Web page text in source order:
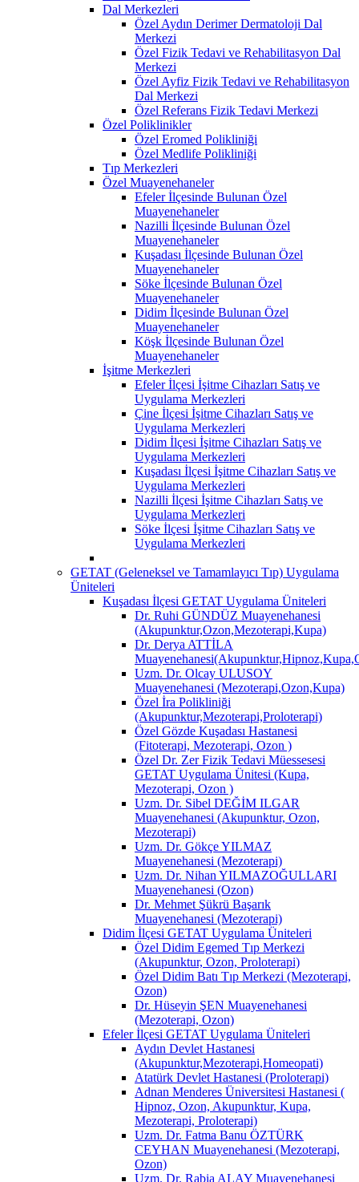
Dal Merkezleri
Özel Aydın Derimer Dermatoloji Dal
Merkezi
Özel Fizik Tedavi ve Rehabilitasyon Dal
Merkezi
Özel Ayfiz Fizik Tedavi ve Rehabilitasyon
Dal Merkezi
Özel Referans Fizik Tedavi Merkezi
Özel Poliklinikler
Özel Eromed Polikliniği
Özel Medlife Polikliniği
Tıp Merkezleri
Özel Muayenehaneler
Efeler İlçesinde Bulunan Özel
Muayenehaneler
Nazilli İlçesinde Bulunan Özel
Muayenehaneler
Kuşadası İlçesinde Bulunan Özel
Muayenehaneler
Söke İlçesinde Bulunan Özel
Muayenehaneler
Didim İlçesinde Bulunan Özel
Muayenehaneler
Köşk İlçesinde Bulunan Özel
Muayenehaneler
İşitme Merkezleri
Efeler İlçesi İşitme Cihazları Satış ve
Uygulama Merkezleri
Çine İlçesi İşitme Cihazları Satış ve
Uygulama Merkezleri
Didim İlçesi İşitme Cihazları Satış ve
Uygulama Merkezleri
Kuşadası İlçesi İşitme Cihazları Satış ve
Uygulama Merkezleri
Nazilli İlçesi İşitme Cihazları Satış ve
Uygulama Merkezleri
Söke İlçesi İşitme Cihazları Satış ve
Uygulama Merkezleri
GETAT (Geleneksel ve Tamamlayıcı Tıp) Uygulama
Üniteleri
Kuşadası İlçesi GETAT Uygulama Üniteleri
Dr. Ruhi GÜNDÜZ Muayenehanesi
(Akupunktur,Ozon,Mezoterapi,Kupa)
Dr. Derya ATTİLA
Uzm. Dr. Olcay ULUSOY
Muayenehanesi (Mezoterapi,Ozon,Kupa)
Özel İra Polikliniği
(Akupunktur,Mezoterapi,Proloterapi)
Özel Gözde Kuşadası Hastanesi
(Fitoterapi, Mezoterapi, Ozon )
Özel Dr. Zer Fizik Tedavi Müessesesi
GETAT Uygulama Ünitesi (Kupa,
Mezoterapi, Ozon )
Uzm. Dr. Sibel DEĞİM ILGAR
Muayenehanesi (Akupunktur, Ozon,
Mezoterapi)
Uzm. Dr. Gökçe YILMAZ
Muayenehanesi (Mezoterapi)
Uzm. Dr. Nihan YILMAZOĞULLARI
Muayenehanesi (Ozon)
Dr. Mehmet Şükrü Başarık
Muayenehanesi (Mezoterapi)
Didim İlçesi GETAT Uygulama Üniteleri
Özel Didim Egemed Tıp Merkezi
(Akupunktur, Ozon, Proloterapi)
Özel Didim Batı Tıp Merkezi (Mezoterapi,
Ozon)
Dr. Hüseyin ŞEN Muayenehanesi
(Mezoterapi, Ozon)
Efeler İlçesi GETAT Uygulama Üniteleri
Aydın Devlet Hastanesi
(Akupunktur,Mezoterapi,Homeopati)
Atatürk Devlet Hastanesi (Proloterapi)
Adnan Menderes Üniversitesi Hastanesi (
Hipnoz, Ozon, Akupunktur, Kupa,
Mezoterapi, Proloterapi)
Uzm. Dr. Fatma Banu ÖZTÜRK
CEYHAN Muayenehanesi (Mezoterapi,
Ozon)
Uzm. Dr. Rabia ALAY Muayenehanesi